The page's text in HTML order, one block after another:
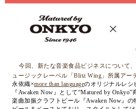
今回、新たな音楽食品ビジネス について
ュージックレーベル「Blitz Wing 」所属アー
永依織×more than languageのオリジナルレシ
『 Awaken Now 』として“Matured by Onkyo”
楽曲加振クラフトビール『Awaken Now 』の